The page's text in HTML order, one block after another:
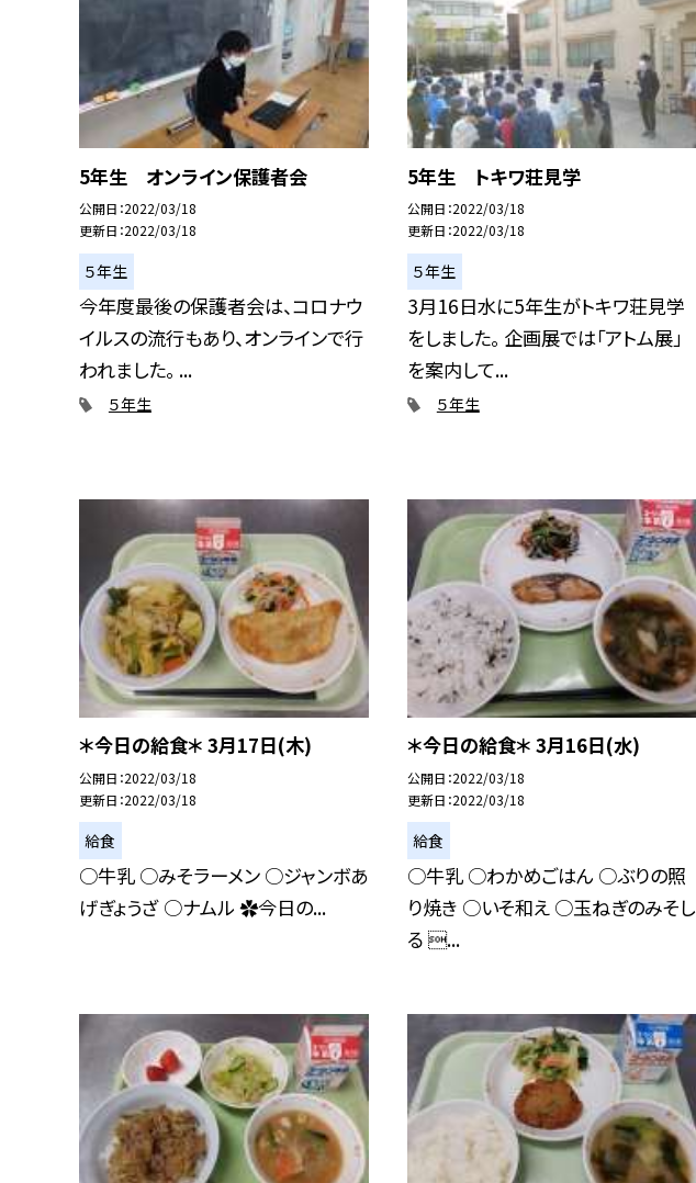
5年生 オンライン保護者会
公開日 2022/03/18
更新日 2022/03/18
５年生
今年度最後の保護者会は、コロナウ
イルスの流行もあり、オンラインで行
われました。 ...
５年生
5年生 トキワ荘見学
公開日 2022/03/18
更新日 2022/03/18
５年生
3月16日水に5年生がトキワ荘見学
をしました。 企画展では「アトム展」
を案内して...
５年生
＊今日の給食＊ 3月17日(木)
公開日 2022/03/18
更新日 2022/03/18
給食
○牛乳 ○みそラーメン ○ジャンボあ
げぎょうざ ○ナムル ✿今日の...
＊今日の給食＊ 3月16日(水)
公開日 2022/03/18
更新日 2022/03/18
給食
○牛乳 ○わかめごはん ○ぶりの照
り焼き ○いそ和え ○玉ねぎのみそし
る ...